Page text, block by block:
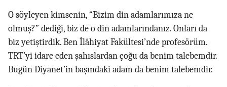
O söyleyen kimsenin, “Bizim din adamlarımıza ne
olmuş?” dediği, biz de o din adamlarındanız. Onları da
biz yetiştirdik. Ben İlâhiyat Fakültesi’nde profesörüm.
TRT’yi idare eden şahıslardan çoğu da benim talebemdir.
Bugün Diyanet’in başındaki adam da benim talebemdir.